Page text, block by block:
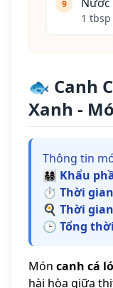
9
1 tbsp
🐟 Canh
Xanh -
Thông tin
👨‍👩‍👧‍👦 Khẩu
⏱️ Thời
🍳 Thời
🕒 Tổng
Món canh cá
hài hòa giữa